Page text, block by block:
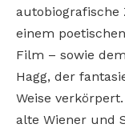
einem
Film – sowie
Hagg, der
Weise
alte Wiener und